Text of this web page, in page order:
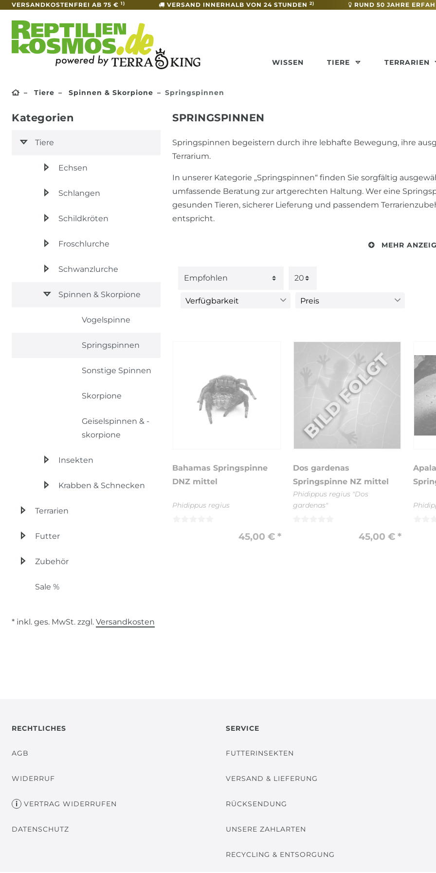
VERSANDKOSTENFREI AB 75 € 1) VERSAND INNERHALB VON 24 STUNDEN 2) RUND 50 JAHRE
WISSEN TIERE TERRARIEN
Tiere Spinnen & Skorpione Springspinnen
Kategorien
Tiere
Echsen
Schlangen
Schildkröten
Froschlurche
Schwanzlurche
Spinnen & Skorpione
Vogelspinne
Springspinnen
Sonstige Spinnen
Skorpione
Geiselspinnen & -
skorpione
Insekten
Krabben & Schnecken
Terrarien
Futter
Zubehör
Sale %
SPRINGSPINNEN
Springspinnen begeistern durch ihre lebhafte Bewegung, ihre
Terrarium.
In unserer Kategorie „Springspinnen“ finden Sie sorgfältig
umfassende Beratung zur artgerechten Haltung. Wer eine
gesunden Tieren, sicherer Lieferung und passendem
entspricht.
MEHR
Verfügbarkeit
Preis
€ ― €
ÜBERNEHMEN
Bahamas Springspinne
DNZ mittel
Phidippus regius
45,00 € *
Dos gardenas
Springspinne NZ mittel
Phidippus regius "Dos
gardenas"
45,00 € *
* inkl. ges. MwSt. zzgl. Versandkosten
RECHTLICHES
AGB
WIDERRUF
VERTRAG WIDERRUFEN
DATENSCHUTZ
SERVICE
FUTTERINSEKTEN
VERSAND & LIEFERUNG
RÜCKSENDUNG
UNSERE ZAHLARTEN
RECYCLING & ENTSORGUNG